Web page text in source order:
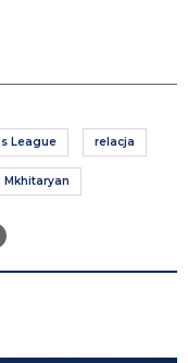
League relacja
Mkhitaryan